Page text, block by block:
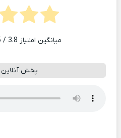
میانگین امتیاز 3.8 / 5. شمارش آرا:
پخش